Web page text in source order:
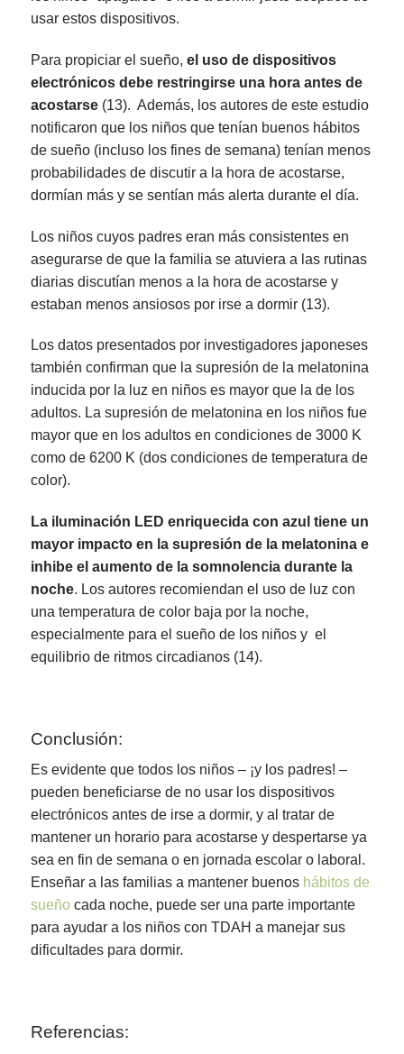
usar estos dispositivos.
Para propiciar el sueño, el uso de dispositivos
electrónicos debe restringirse una hora antes de
acostarse(13). Además, los autores de este estudio
notificaron que los niños que tenían buenos hábitos
de sueño (incluso los fines de semana) tenían menos
probabilidades de discutir a la hora de acostarse,
dormían más y se sentían más alerta durante el día.
Los niños cuyos padres eran más consistentes en
asegurarse de que la familia se atuviera a las rutinas
diarias discutían menos a la hora de acostarse y
estaban menos ansiosos por irse a dormir (13).
Los datos presentados por investigadores japoneses
también confirman que la supresión de la melatonina
inducida por la luz en niños es mayor que la de los
adultos. La supresión de melatonina en los niños fue
mayor que en los adultos en condiciones de 3000 K
como de 6200 K (dos condiciones de temperatura de
color).
La iluminación LED enriquecida con azul tiene un
mayor impacto en la supresión de la melatonina e
inhibe el aumento de la somnolencia durante la
noche. Los autores recomiendan el uso de luz con
una temperatura de color baja por la noche,
especialmente para el sueño de los niños y el
equilibrio de ritmos circadianos (14).
Conclusión:
Es evidente que todos los niños – ¡y los padres! –
pueden beneficiarse de no usar los dispositivos
electrónicos antes de irse a dormir, y al tratar de
mantener un horario para acostarse y despertarse ya
sea en fin de semana o en jornada escolar o laboral.
Enseñar a las familias a mantener buenos hábitos de
sueñocada noche, puede ser una parte importante
para ayudar a los niños con TDAH a manejar sus
dificultades para dormir.
Referencias: